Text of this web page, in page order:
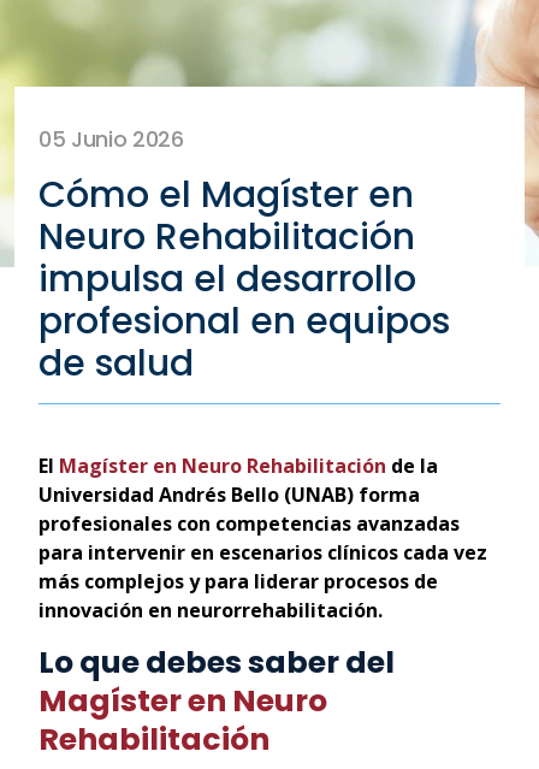
05 Junio 2026
Cómo el Magíster en
Neuro Rehabilitación
impulsa el desarrollo
profesional en equipos
de salud
El Magíster en Neuro Rehabilitación de la
Universidad Andrés Bello (UNAB) forma
profesionales con competencias avanzadas
para intervenir en escenarios clínicos cada vez
más complejos y para liderar procesos de
innovación en neurorrehabilitación.
Lo que debes saber del
Magíster en Neuro
Rehabilitación